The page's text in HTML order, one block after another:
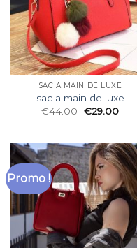
SAC A MAIN DE LUXE
sac a main de luxe
€44.00 €29.00
Promo !